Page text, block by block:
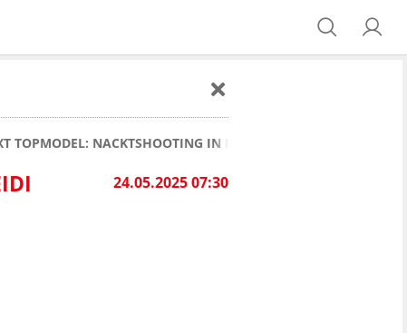
TOPMODEL: NACKTSHOOTING IN DER WÜSTE BEGEISTERT DIE
24.05.2025 07:30